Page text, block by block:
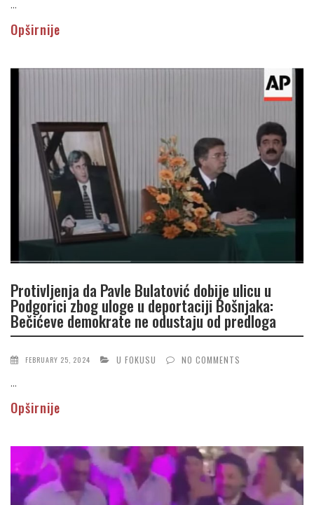
...
Opširnije
Protivljenja da Pavle Bulatović dobije ulicu u
Podgorici zbog uloge u deportaciji Bošnjaka:
Bečićeve demokrate ne odustaju od predloga
FEBRUARY 25, 2024 U FOKUSU NO COMMENTS
...
Opširnije